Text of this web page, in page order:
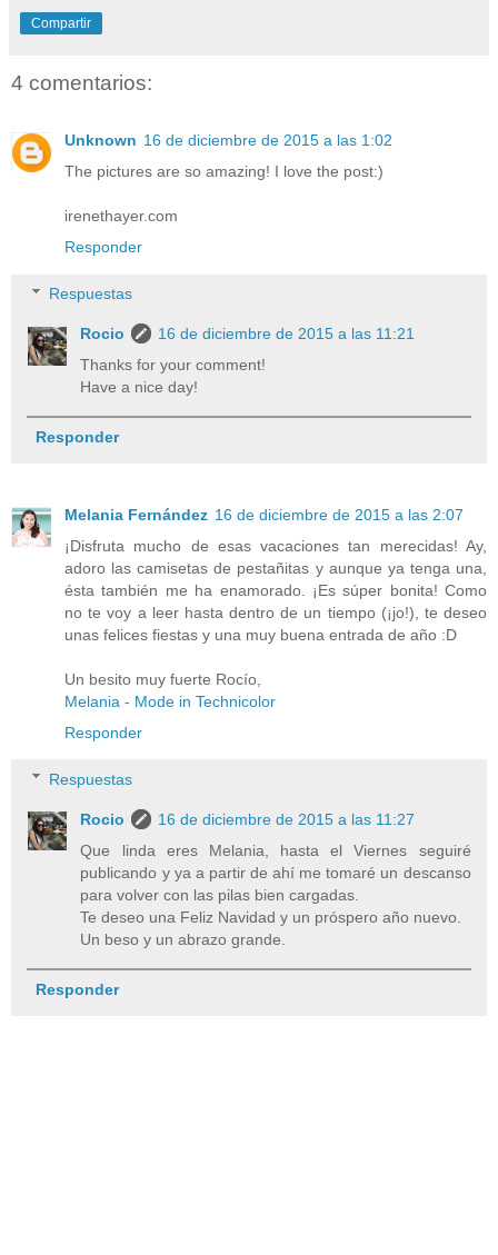
Compartir
4 comentarios:
Unknown 16 de diciembre de 2015 a las 1:02
The pictures are so amazing! I love the post:)
irenethayer.com
Responder
Respuestas
Rocio
16 de diciembre de 2015 a las 11:21
Thanks for your comment!
Have a nice day!
Responder
Melania Fernández 16 de diciembre de 2015 a las 2:07
¡Disfruta mucho de esas vacaciones tan merecidas! Ay,
adoro las camisetas de pestañitas y aunque ya tenga una,
ésta también me ha enamorado. ¡Es súper bonita! Como
no te voy a leer hasta dentro de un tiempo (¡jo!), te deseo
unas felices fiestas y una muy buena entrada de año :D
Un besito muy fuerte Rocío,
Melania - Mode in Technicolor
Responder
Respuestas
Rocio
16 de diciembre de 2015 a las 11:27
Que linda eres Melania, hasta el Viernes seguiré
publicando y ya a partir de ahí me tomaré un descanso
para volver con las pilas bien cargadas.
Te deseo una Feliz Navidad y un próspero año nuevo.
Un beso y un abrazo grande.
Responder